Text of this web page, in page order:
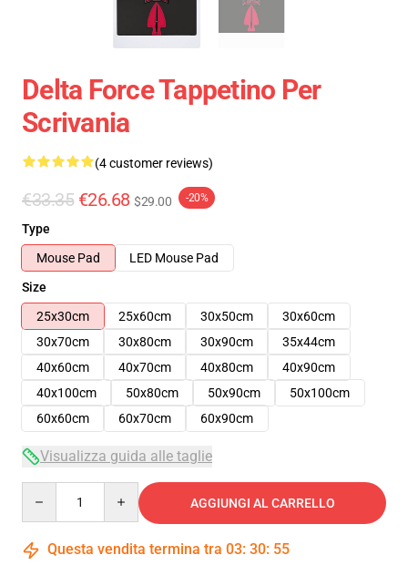
Delta Force Tappetino Per
Scrivania
(4 customer reviews)
€33.35 €26.68 $29.00 -20%
Type
Mouse Pad
LED Mouse Pad
Size
25x30cm
25x60cm 30x50cm
30x60cm
30x70cm
30x80cm 30x90cm
35x44cm
40x60cm
40x70cm 40x80cm
40x90cm
40x100cm
50x80cm 50x90cm
50x100cm
60x60cm
60x70cm 60x90cm
Visualizza guida alle taglie
AGGIUNGI AL CARRELLO
Questa vendita termina tra 03: 30: 54